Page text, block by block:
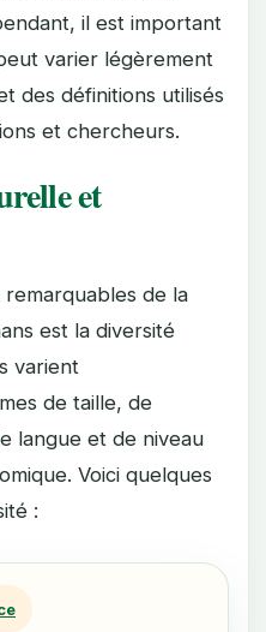
il est important
varier légèrement
des définitions utilisés
et chercheurs.
et
remarquables de la
est la diversité
varient
de taille, de
langue et de niveau
Voici quelques
: